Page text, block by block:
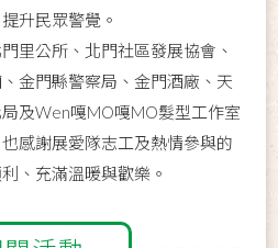
升民眾警覺。
里公所、北門社區發展協會、
金門縣警察局、金門酒廠、天
及Wen嘎MO嘎MO髮型工作室
感謝展愛隊志工及熱情參與的
、充滿溫暖與歡樂。